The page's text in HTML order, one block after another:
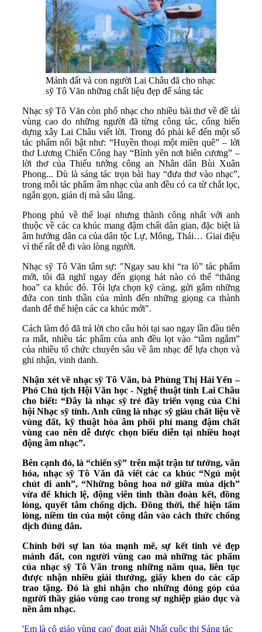
Mảnh đất và con người Lai Châu đã cho nhạc
sỹ Tô Văn những chất liệu đẹp để sáng tác
Nhạc sỹ Tô Văn còn phổ nhạc cho nhiều bài thơ về đề tài
vùng cao do những người đã từng công tác, cống hiến
dựng xây Lai Châu viết lời. Trong đó phải kể đến một số
tác phẩm nổi bật như: “Huyền thoại một miền quê” – lời
thơ Lương Chiến Công hay “Bình yên nơi biên cương” –
lời thơ của Thiếu tướng công an Nhân dân Bùi Xuân
Phong... Dù là sáng tác trọn bài hay “đưa thơ vào nhạc”,
trong mỗi tác phẩm âm nhạc của anh đều có ca từ chắt lọc,
ngắn gọn, giản dị mà sâu lắng.
Phong phú về thể loại nhưng thành công nhất với anh
thuộc về các ca khúc mang đậm chất dân gian, đặc biệt là
âm hưởng dân ca của dân tộc Lự, Mông, Thái… Giai điệu
vì thế rất dễ đi vào lòng người.
Nhạc sỹ Tô Văn tâm sự: "Ngay sau khi “ra lò” tác phẩm
mới, tôi đã nghĩ ngay đến giọng hát nào có thể “thăng
hoa” ca khúc đó. Tôi lựa chọn kỹ càng, gửi gắm những
đứa con tinh thần của mình đến những giọng ca thành
danh để thể hiện các ca khúc mới".
Cách làm đó đã trả lời cho câu hỏi tại sao ngay lần đầu tiên
ra mắt, nhiều tác phẩm của anh đều lọt vào “tầm ngắm”
của nhiều tổ chức chuyên sâu về âm nhạc để lựa chọn và
ghi nhận, vinh danh.
Nhận xét về nhạc sỹ Tô Văn, bà Phùng Thị Hải Yến –
Phó Chủ tịch Hội Văn học - Nghệ thuật tỉnh Lai Châu
cho biết: “Đây là nhạc sỹ trẻ đầy triển vọng của Chi
hội Nhạc sỹ tỉnh. Anh cũng là nhạc sỹ giàu chất liệu về
vùng đất, kỹ thuật hòa âm phối phí mang đậm chất
vùng cao nên dễ được chọn biểu diễn tại nhiều hoạt
động âm nhạc”.
Bên cạnh đó, là “chiến sỹ” trên mặt trận tư tưởng, văn
hóa, nhạc sỹ Tô Văn đã viết các ca khúc “Ngủ một
chút đi anh”, “Những bông hoa nở giữa mùa dịch”
vừa để khích lệ, động viên tinh thần đoàn kết, đồng
lòng, quyết tâm chống dịch. Đồng thời, thể hiện tấm
lòng, niềm tin của một công dân vào cách thức chống
dịch đúng đắn.
Chính bởi sự lan tỏa mạnh mẽ, sự kết tinh vẻ đẹp
mảnh đất, con người vùng cao mà những tác phẩm
của nhạc sỹ Tô Văn trong những năm qua, liên tục
được nhận nhiều giải thưởng, giấy khen do các cấp
trao tặng. Đó là ghi nhận cho những đóng góp của
người thầy giáo vùng cao trong sự nghiệp giáo dục và
nền âm nhạc.
'Em là cô giáo vùng cao' đoạt giải Nhất cuộc thi Sáng tác